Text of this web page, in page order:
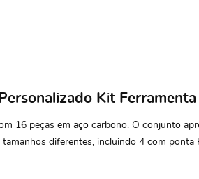
Kit
16 peças em aço carbono. O conjunto
diferentes, incluindo 4 com